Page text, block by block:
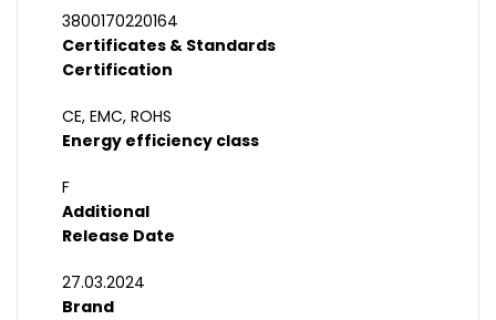
3800170220164
Certificates & Standards
Certification
CE, EMC, ROHS
Energy efficiency class
F
Additional
Release Date
27.03.2024
Brand